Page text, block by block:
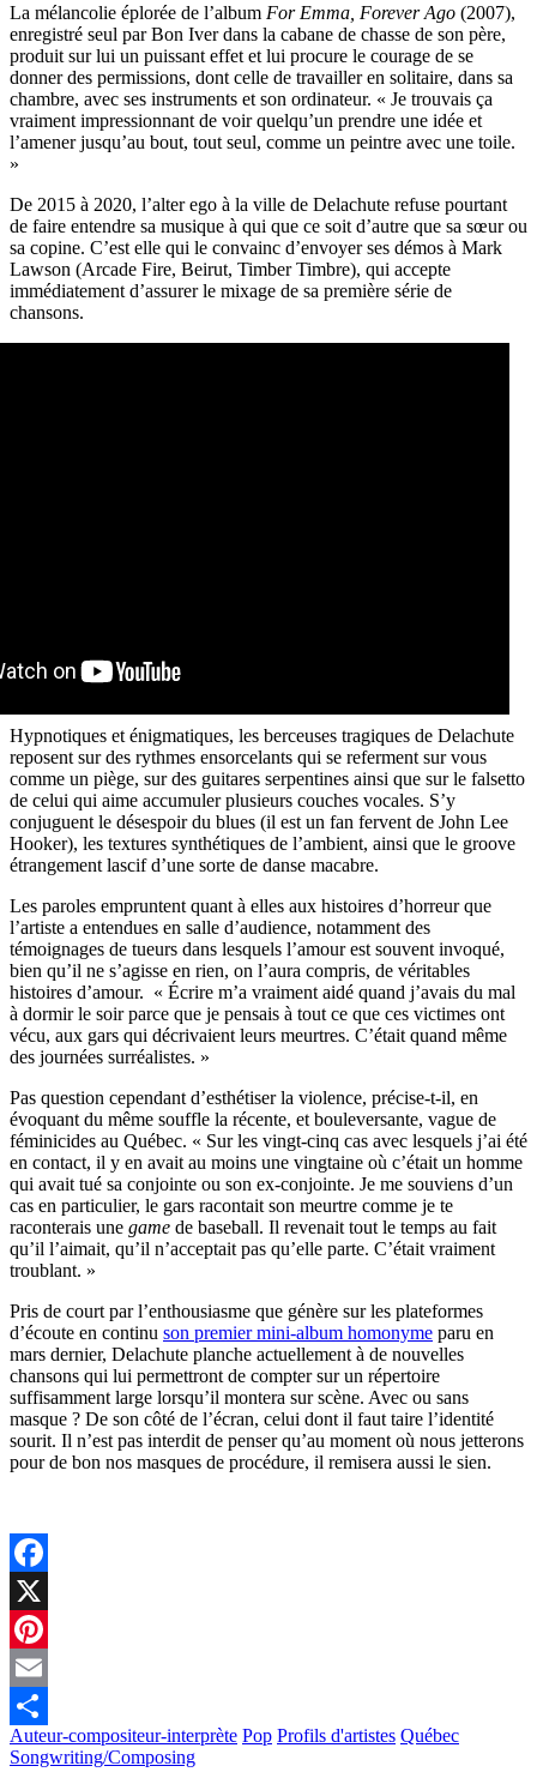
La mélancolie éplorée de l’album For Emma, Forever Ago (2007),
enregistré seul par Bon Iver dans la cabane de chasse de son père,
produit sur lui un puissant effet et lui procure le courage de se
donner des permissions, dont celle de travailler en solitaire, dans sa
chambre, avec ses instruments et son ordinateur. « Je trouvais ça
vraiment impressionnant de voir quelqu’un prendre une idée et
l’amener jusqu’au bout, tout seul, comme un peintre avec une toile.
»
De 2015 à 2020, l’alter ego à la ville de Delachute refuse pourtant
de faire entendre sa musique à qui que ce soit d’autre que sa sœur ou
sa copine. C’est elle qui le convainc d’envoyer ses démos à Mark
Lawson (Arcade Fire, Beirut, Timber Timbre), qui accepte
immédiatement d’assurer le mixage de sa première série de
chansons.
Hypnotiques et énigmatiques, les berceuses tragiques de Delachute
reposent sur des rythmes ensorcelants qui se referment sur vous
comme un piège, sur des guitares serpentines ainsi que sur le falsetto
de celui qui aime accumuler plusieurs couches vocales. S’y
conjuguent le désespoir du blues (il est un fan fervent de John Lee
Hooker), les textures synthétiques de l’ambient, ainsi que le groove
étrangement lascif d’une sorte de danse macabre.
Les paroles empruntent quant à elles aux histoires d’horreur que
l’artiste a entendues en salle d’audience, notamment des
témoignages de tueurs dans lesquels l’amour est souvent invoqué,
bien qu’il ne s’agisse en rien, on l’aura compris, de véritables
histoires d’amour. « Écrire m’a vraiment aidé quand j’avais du mal
à dormir le soir parce que je pensais à tout ce que ces victimes ont
vécu, aux gars qui décrivaient leurs meurtres. C’était quand même
des journées surréalistes. »
Pas question cependant d’esthétiser la violence, précise-t-il, en
évoquant du même souffle la récente, et bouleversante, vague de
féminicides au Québec. « Sur les vingt-cinq cas avec lesquels j’ai été
en contact, il y en avait au moins une vingtaine où c’était un homme
qui avait tué sa conjointe ou son ex-conjointe. Je me souviens d’un
cas en particulier, le gars racontait son meurtre comme je te
raconterais une game de baseball. Il revenait tout le temps au fait
qu’il l’aimait, qu’il n’acceptait pas qu’elle parte. C’était vraiment
troublant. »
Pris de court par l’enthousiasme que génère sur les plateformes
d’écoute en continu son premier mini-album homonyme paru en
mars dernier, Delachute planche actuellement à de nouvelles
chansons qui lui permettront de compter sur un répertoire
suffisamment large lorsqu’il montera sur scène. Avec ou sans
masque ? De son côté de l’écran, celui dont il faut taire l’identité
sourit. Il n’est pas interdit de penser qu’au moment où nous jetterons
pour de bon nos masques de procédure, il remisera aussi le sien.
Facebook
X
Pinterest
Email
Partager
Auteur-compositeur-interprète Pop Profils d'artistes Québec
Songwriting/Composing